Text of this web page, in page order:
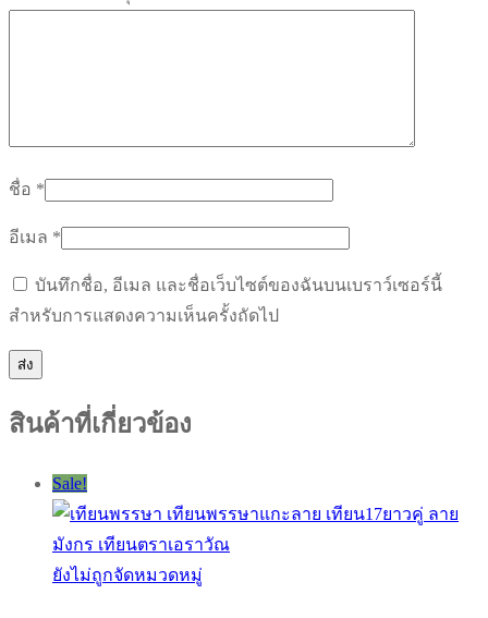
ชื่อ *
อีเมล *
บันทึกชื่อ, อีเมล และชื่อเว็บไซต์ของฉันบนเบราว์เซอร์นี้
สำหรับการแสดงความเห็นครั้งถัดไป
สินค้าที่เกี่ยวข้อง
Sale!
ยังไม่ถูกจัดหมวดหมู่